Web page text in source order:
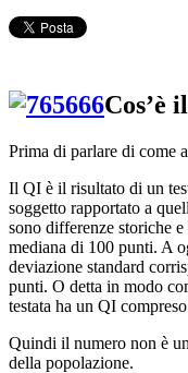
Cos’è
Prima di parlare di come
Il QI è il risultato di un
soggetto rapportato a
sono differenze storiche
mediana di 100 punti. A
deviazione standard
punti. O detta in modo
testata ha un QI
Quindi il numero non è
della popolazione.